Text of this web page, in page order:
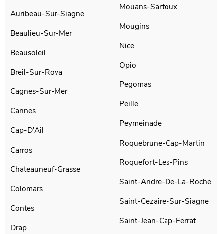
Auribeau-Sur-Siagne
Beaulieu-Sur-Mer
Beausoleil
Breil-Sur-Roya
Cagnes-Sur-Mer
Cannes
Cap-D'Ail
Carros
Chateauneuf-Grasse
Colomars
Contes
Drap
Mouans-Sartoux
Mougins
Nice
Opio
Pegomas
Peille
Peymeinade
Roquebrune-Cap-Martin
Roquefort-Les-Pins
Saint-Andre-De-La-Roche
Saint-Cezaire-Sur-Siagne
Saint-Jean-Cap-Ferrat